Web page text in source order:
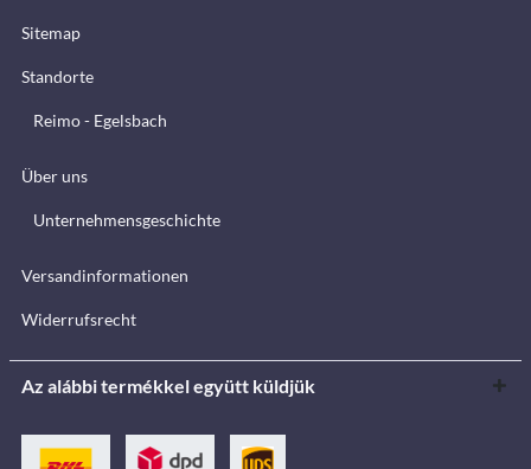
Sitemap
Standorte
Reimo - Egelsbach
Über uns
Unternehmensgeschichte
Versandinformationen
Widerrufsrecht
Az alábbi termékkel együtt küldjük